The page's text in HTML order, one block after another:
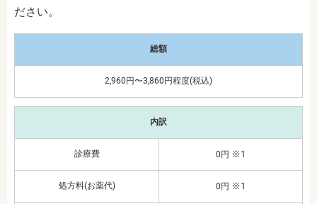
ださい。
総額
2,960円〜3,860円程度(税込)
内訳
診療費 0円 ※1
処方料(お薬代) 0円 ※1